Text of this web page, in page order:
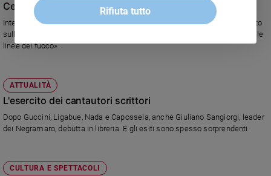
Policy
Chi
siamo
Contatti
Pubblicità
Ceronetti: il teatro serve a dare gioia
Intervista al poliedrico intellettuale, fra i protagonisti, a Milano, di un evento
sulla figura di Ulisse: «Oggi lo rappresentano i fotoreporter, che vanno sulle
linee del fuoco».
ATTUALITÀ
L'esercito dei cantautori scrittori
Dopo Guccini, Ligabue, Nada e Capossela, anche Giuliano Sangiorgi, leader
dei Negramaro, debutta in libreria. E gli esiti sono spesso sorprendenti.
CULTURA E SPETTACOLI
Rifiuta tutto